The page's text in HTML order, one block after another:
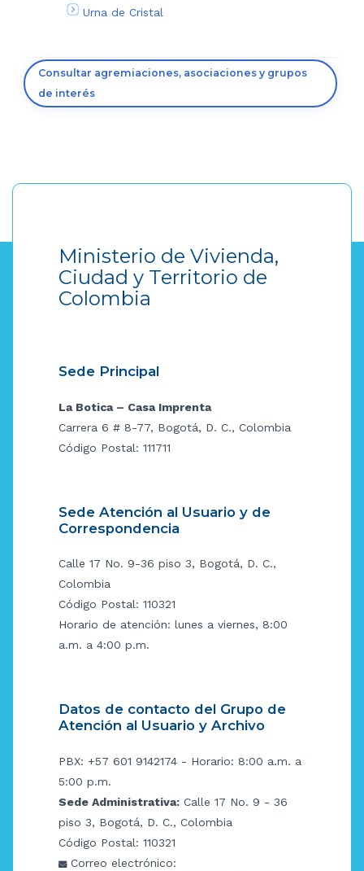
Urna de Cristal
Consultar agremiaciones, asociaciones y grupos
de interés
Ministerio de Vivienda,
Ciudad y Territorio de
Colombia
Sede Principal
La Botica – Casa Imprenta
Carrera 6 # 8-77, Bogotá, D. C., Colombia
Código Postal: 111711
Sede Atención al Usuario y de
Correspondencia
Calle 17 No. 9-36 piso 3, Bogotá, D. C.,
Colombia
Código Postal: 110321
Horario de atención: lunes a viernes, 8:00
a.m. a 4:00 p.m.
Datos de contacto del Grupo de
Atención al Usuario y Archivo
PBX: +57 601 9142174 - Horario: 8:00 a.m. a
5:00 p.m.
Sede Administrativa: Calle 17 No. 9 - 36
piso 3, Bogotá, D. C., Colombia
Código Postal: 110321
Correo electrónico: